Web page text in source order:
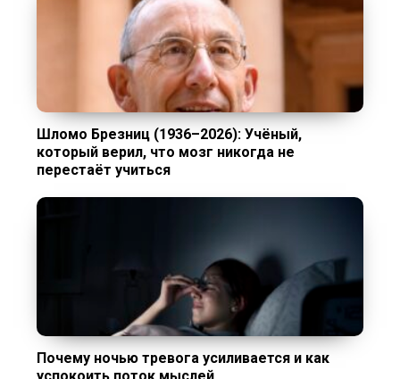
Шломо Брезниц (1936–2026): Учёный,
который верил, что мозг никогда не
перестаёт учиться
Почему ночью тревога усиливается и как